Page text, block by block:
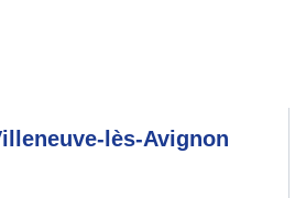
lès-Avignon